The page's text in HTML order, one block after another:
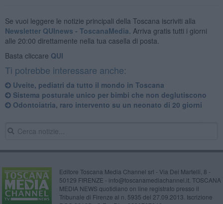
Se vuoi leggere le notizie principali della Toscana iscriviti alla
Newsletter QUInews - ToscanaMedia. Arriva gratis tutti i giorni
alle 20:00 direttamente nella tua casella di posta.
Basta cliccare QUI
Ti potrebbe interessare anche:
Uveite, pediatri da tutto il mondo in Toscana
Sistema posturale unico per bimbi che non deglutiscono
Odontoiatria, raro intervento su un neonato di 20 giorni
Editore Toscana Media Channel srl - Via Dei Martelli, 8 -
50129 FIRENZE - info@toscanamediachannel.it. TOSCANA
MEDIA NEWS quotidiano on line registrato presso il
Tribunale di Firenze al n. 5935 del 27.09.2013. Iscrizione